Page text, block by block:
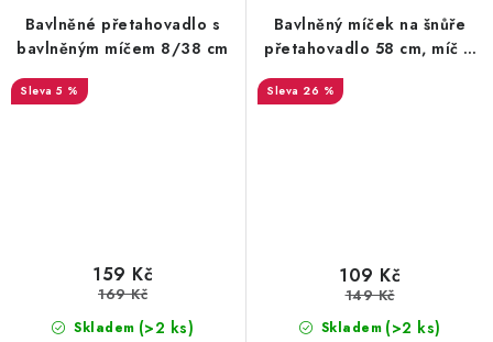
Bavlněné přetahovadlo s
bavlněným míčem 8/38 cm
5 %
Skladem (>2 ks)
159 Kč
169 Kč
Bavlněný míček na šnůře
přetahovadlo 58 cm, míč 9
26 %
Skladem (>2 ks)
109 Kč
149 Kč